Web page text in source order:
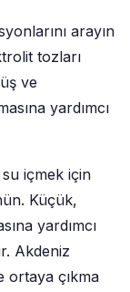
arayın
tozları
ve
yardımcı
içmek için
Küçük,
yardımcı
Akdeniz
ortaya çıkma